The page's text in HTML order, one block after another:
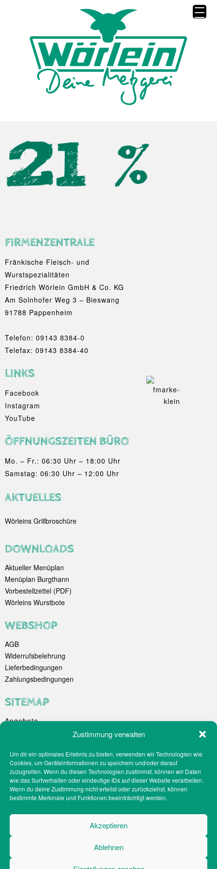
Zustimmung verwalten
Um dir ein optimales Erlebnis zu bieten, verwenden wir Technologien wie
Cookies, um Geräteinformationen zu speichern und/oder darauf
zuzugreifen. Wenn du diesen Technologien zustimmst, können wir Daten
wie das Surfverhalten oder eindeutige IDs auf dieser Website verarbeiten.
Wenn du deine Zustimmung nicht erteilst oder zurückziehst, können
bestimmte Merkmale und Funktionen beeinträchtigt werden.
Akzeptieren
Ablehnen
FIRMENZENTRALE
Fränkische Fleisch- und
Wurstspezialitäten
Friedrich Wörlein GmbH & Co. KG
Am Solnhofer Weg 3 – Bieswang
91788 Pappenheim
Telefon: 09143 8384-0
Telefax: 09143 8384-40
LINKS
Facebook
Instagram
YouTube
ÖFFNUNGSZEITEN BÜRO
Mo. – Fr.: 06:30 Uhr – 18:00 Uhr
Samstag: 06:30 Uhr – 12:00 Uhr
AKTUELLES
Wörleins Grillbroschüre
DOWNLOADS
Aktueller Menüplan
Menüplan Burgthann
Vorbestellzettel (PDF)
Wörleins Wurstbote
WEBSHOP
AGB
Widerrufsbelehrung
Lieferbedingungen
Zahlungsbedingungen
SITEMAP
Angebote
Catering
Webshop
Filialen
Kontakt
Teilnahmebedingungen Gewinnspiel
Impressum
Social-Media-Datenschutz
Barrierefreiheit